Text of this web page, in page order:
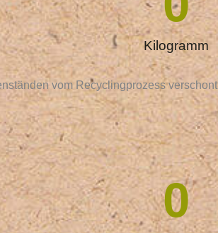
Kilogramm
vom Recyclingprozess
0